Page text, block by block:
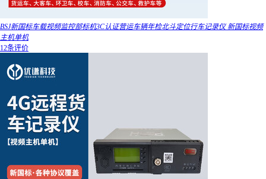
BSJ新国标车载视频监控部标机3C认证营运车辆年检北斗定位行车记录仪 新国标视频
主机单机
12条评价